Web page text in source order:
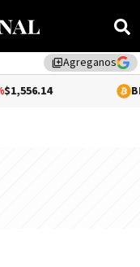
library_addAgreganos
BITCOIN